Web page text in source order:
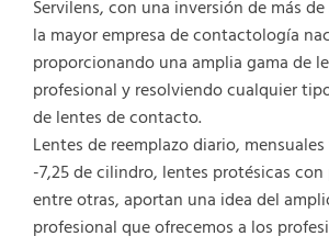
Servilens, con una inversión de más
la mayor empresa de contactología
proporcionando una amplia gama de
profesional y resolviendo cualquier
de lentes de contacto.
Lentes de reemplazo diario,
-7,25 de cilindro, lentes protésicas
entre otras, aportan una idea del
profesional que ofrecemos a los